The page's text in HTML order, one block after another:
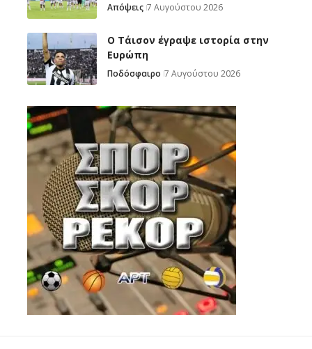
Απόψεις 7 Αυγούστου 2026
Ο Τάισον έγραψε ιστορία στην
Ευρώπη
Ποδόσφαιρο 7 Αυγούστου 2026